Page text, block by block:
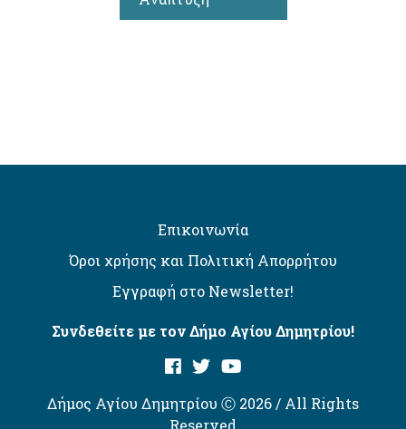
Επικοινωνία
Όροι χρήσης και Πολιτική Απορρήτου
Εγγραφή στο Newsletter!
Συνδεθείτε με τον Δήμο Αγίου Δημητρίου!
Δήμος Αγίου Δημητρίου Ⓒ 2026 / All Rights
Reserved